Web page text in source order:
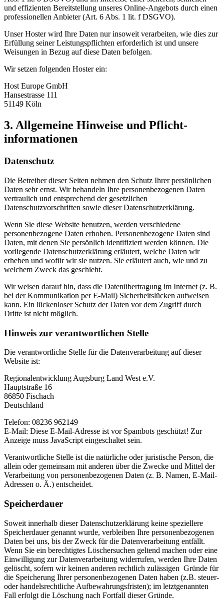
und effizienten Bereitstellung unseres Online-Angebots durch einen
professionellen Anbieter (Art. 6 Abs. 1 lit. f DSGVO).
Unser Hoster wird Ihre Daten nur insoweit verarbeiten, wie dies zur
Erfüllung seiner Leistungspflichten erforderlich ist und unsere
Weisungen in Bezug auf diese Daten befolgen.
Wir setzen folgenden Hoster ein:
Host Europe GmbH
Hansestrasse 111
51149 Köln
3. Allgemeine Hinweise und Pflicht­
informationen
Datenschutz
Die Betreiber dieser Seiten nehmen den Schutz Ihrer persönlichen
Daten sehr ernst. Wir behandeln Ihre personenbezogenen Daten
vertraulich und entsprechend der gesetzlichen
Datenschutzvorschriften sowie dieser Datenschutzerklärung.
Wenn Sie diese Website benutzen, werden verschiedene
personenbezogene Daten erhoben. Personenbezogene Daten sind
Daten, mit denen Sie persönlich identifiziert werden können. Die
vorliegende Datenschutzerklärung erläutert, welche Daten wir
erheben und wofür wir sie nutzen. Sie erläutert auch, wie und zu
welchem Zweck das geschieht.
Wir weisen darauf hin, dass die Datenübertragung im Internet (z. B.
bei der Kommunikation per E-Mail) Sicherheitslücken aufweisen
kann. Ein lückenloser Schutz der Daten vor dem Zugriff durch
Dritte ist nicht möglich.
Hinweis zur verantwortlichen Stelle
Die verantwortliche Stelle für die Datenverarbeitung auf dieser
Website ist:
Regionalentwicklung Augsburg Land West e.V.
Hauptstraße 16
86850 Fischach
Deutschland
Telefon: 08236 962149
E-Mail: Diese E-Mail-Adresse ist vor Spambots geschützt! Zur
Anzeige muss JavaScript eingeschaltet sein.
Verantwortliche Stelle ist die natürliche oder juristische Person, die
allein oder gemeinsam mit anderen über die Zwecke und Mittel der
Verarbeitung von personenbezogenen Daten (z. B. Namen, E-Mail-
Adressen o. Ä.) entscheidet.
Speicherdauer
Soweit innerhalb dieser Datenschutzerklärung keine speziellere
Speicherdauer genannt wurde, verbleiben Ihre personenbezogenen
Daten bei uns, bis der Zweck für die Datenverarbeitung entfällt.
Wenn Sie ein berechtigtes Löschersuchen geltend machen oder eine
Einwilligung zur Datenverarbeitung widerrufen, werden Ihre Daten
gelöscht, sofern wir keinen anderen rechtlich zulässigen Gründe für
die Speicherung Ihrer personenbezogenen Daten haben (z.B. steuer-
oder handelsrechtliche Aufbewahrungsfristen); im letztgenannten
Fall erfolgt die Löschung nach Fortfall dieser Gründe.